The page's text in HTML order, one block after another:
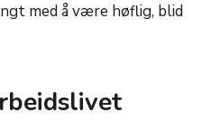
med å være høflig, blid